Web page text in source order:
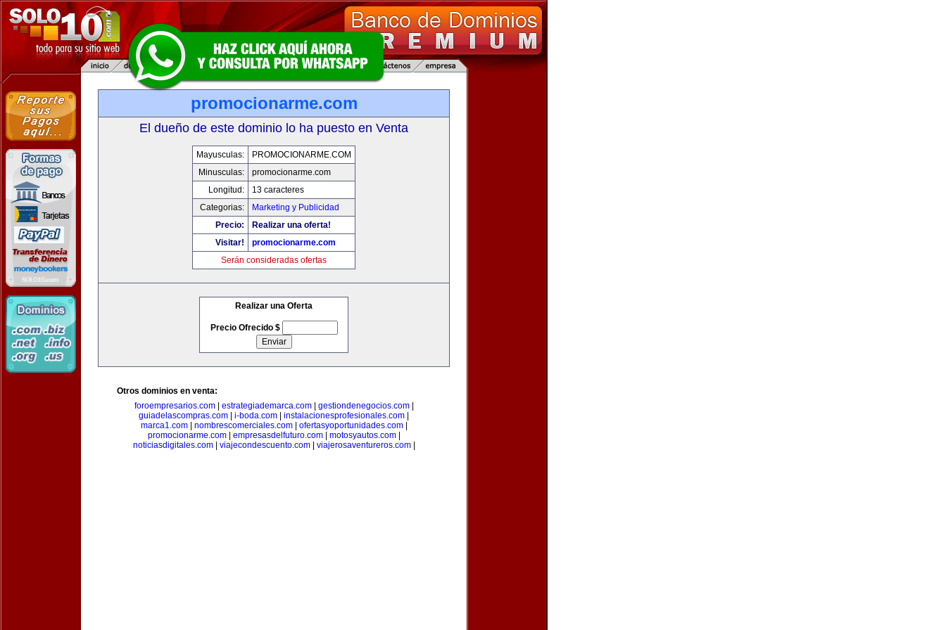
promocionarme.com
El dueño de este dominio lo ha puesto en Venta
Mayusculas:
PROMOCIONARME.COM
Minusculas:
promocionarme.com
Longitud:
13 caracteres
Categorias:
Marketing y Publicidad
Precio:
Realizar una oferta!
Visitar!
promocionarme.com
Serán consideradas ofertas
Realizar una Oferta
Precio Ofrecido $
Otros dominios en venta:
foroempresarios.com| estrategiademarca.com| gestiondenegocios.com|
guiadelascompras.com
i-boda.com instalacionesprofesionales.com
marca1.com| nombrescomerciales.com| ofertasyoportunidades.com|
promocionarme.com| empresasdelfuturo.com| motosyautos.com|
noticiasdigitales.com| viajecondescuento.com| viajerosaventureros.com|